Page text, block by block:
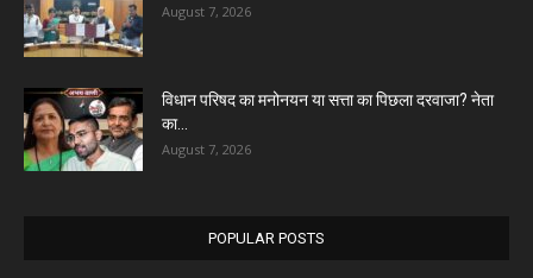
August 7, 2026
विधान परिषद का मनोनयन या सत्ता का पिछला दरवाजा? नेता
का...
August 7, 2026
POPULAR POSTS